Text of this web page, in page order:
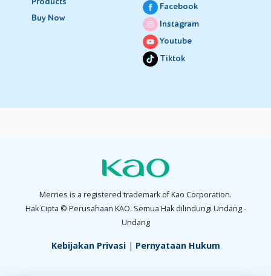
Buy Now
Facebook
Instagram
Youtube
Tiktok
Merries is a registered trademark of Kao Corporation.
Hak Cipta © Perusahaan KAO. Semua Hak dilindungi Undang -
Undang
Kebijakan Privasi| Pernyataan Hukum